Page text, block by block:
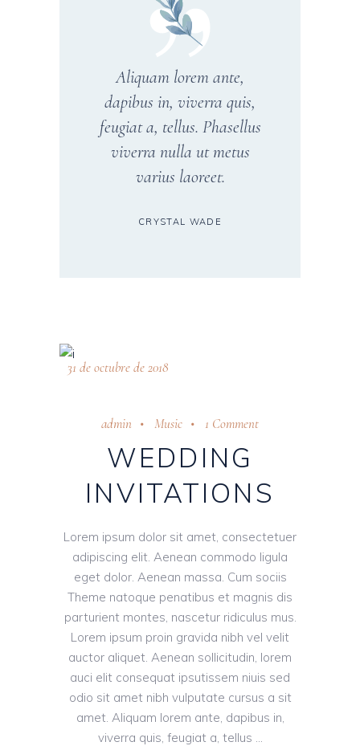
Aliquam lorem ante,
dapibus in, viverra quis,
feugiat a, tellus. Phasellus
viverra nulla ut metus
varius laoreet.
CRYSTAL WADE
31 de octubre de 2018
admin Music 1 Comment
WEDDING
INVITATIONS
Lorem ipsum dolor sit amet, consectetuer
adipiscing elit. Aenean commodo ligula
eget dolor. Aenean massa. Cum sociis
Theme natoque penatibus et magnis dis
parturient montes, nascetur ridiculus mus.
Lorem ipsum proin gravida nibh vel velit
auctor aliquet. Aenean sollicitudin, lorem
auci elit consequat ipsutissem niuis sed
odio sit amet nibh vulputate cursus a sit
amet. Aliquam lorem ante, dapibus in,
viverra quis, feugiat a, tellus